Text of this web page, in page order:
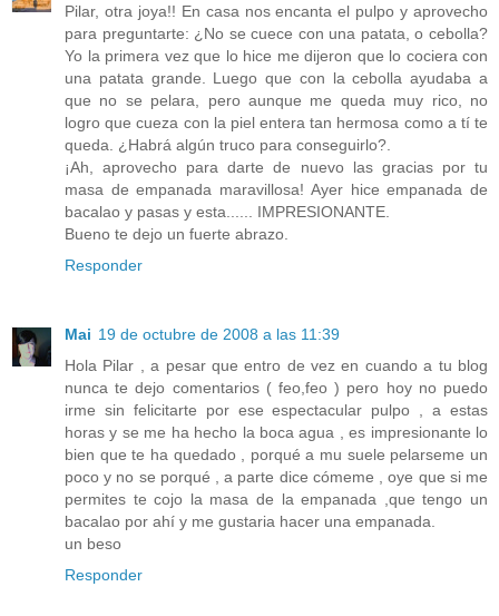
Pilar, otra joya!! En casa nos encanta el pulpo y aprovecho
para preguntarte: ¿No se cuece con una patata, o cebolla?
Yo la primera vez que lo hice me dijeron que lo cociera con
una patata grande. Luego que con la cebolla ayudaba a
que no se pelara, pero aunque me queda muy rico, no
logro que cueza con la piel entera tan hermosa como a tí te
queda. ¿Habrá algún truco para conseguirlo?.
¡Ah, aprovecho para darte de nuevo las gracias por tu
masa de empanada maravillosa! Ayer hice empanada de
bacalao y pasas y esta...... IMPRESIONANTE.
Bueno te dejo un fuerte abrazo.
Responder
Mai 19 de octubre de 2008 a las 11:39
Hola Pilar , a pesar que entro de vez en cuando a tu blog
nunca te dejo comentarios ( feo,feo ) pero hoy no puedo
irme sin felicitarte por ese espectacular pulpo , a estas
horas y se me ha hecho la boca agua , es impresionante lo
bien que te ha quedado , porqué a mu suele pelarseme un
poco y no se porqué , a parte dice cómeme , oye que si me
permites te cojo la masa de la empanada ,que tengo un
bacalao por ahí y me gustaria hacer una empanada.
un beso
Responder